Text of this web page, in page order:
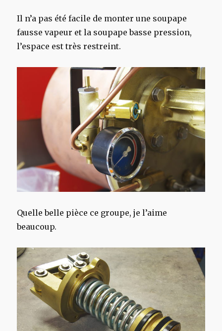
Il n’a pas été facile de monter une soupape
fausse vapeur et la soupape basse pression,
l’espace est très restreint.
Quelle belle pièce ce groupe, je l’aime
beaucoup.